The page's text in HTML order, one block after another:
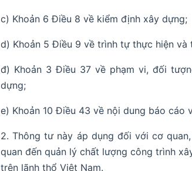
c) Khoản 6 Điều 8 về kiểm định xây dựng;
d) Khoản 5 Điều 9 về trình tự thực hiện
đ) Khoản 3 Điều 37 về phạm vi, đối
dựng;
e) Khoản 10 Điều 43 về nội dung báo
2. Thông tư này áp dụng đối với cơ
quan đến quản lý chất lượng công trình
trên lãnh thổ Việt Nam.